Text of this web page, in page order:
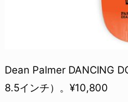
Dean Palmer DANCING
8.5インチ）。¥10,800